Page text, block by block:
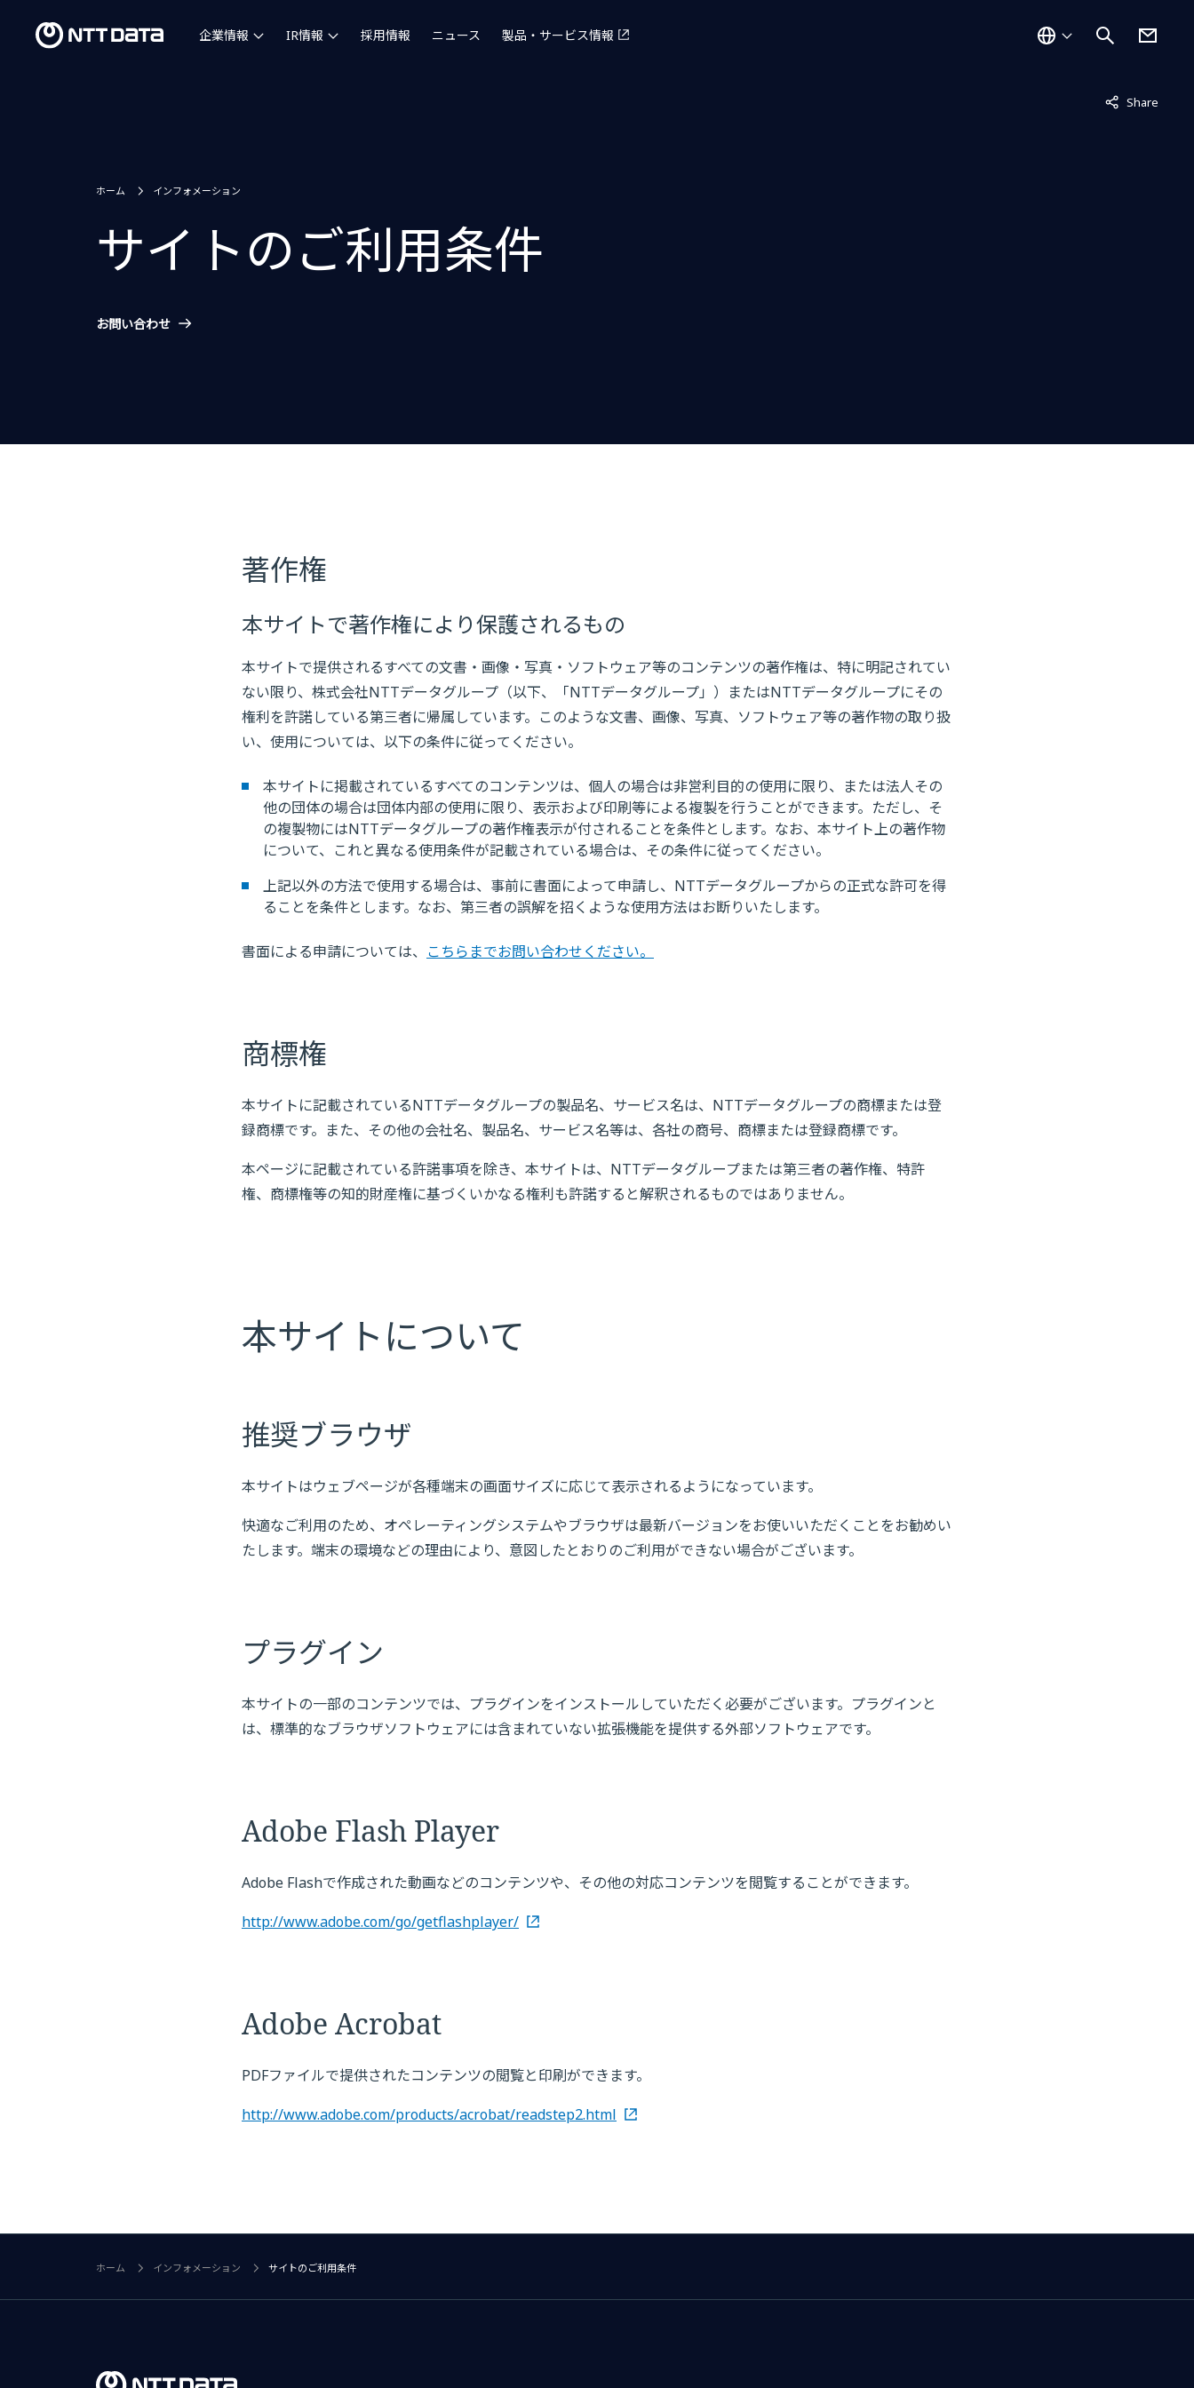
企業情報 IR情報 採用情報 ニュース 製品・サービス情報
Share
非表示中
ホーム インフォメーション
サイトのご利用条件
お問い合わせ
著作権
本サイトで著作権により保護されるもの
本サイトで提供されるすべての文書・画像・写真・ソフトウェア等のコンテンツの著作権は、特に明記されてい
ない限り、株式会社NTTデータグループ（以下、「NTTデータグループ」）またはNTTデータグループにその
権利を許諾している第三者に帰属しています。このような文書、画像、写真、ソフトウェア等の著作物の取り扱
い、使用については、以下の条件に従ってください。
本サイトに掲載されているすべてのコンテンツは、個人の場合は非営利目的の使用に限り、または法人その
他の団体の場合は団体内部の使用に限り、表示および印刷等による複製を行うことができます。ただし、そ
の複製物にはNTTデータグループの著作権表示が付されることを条件とします。なお、本サイト上の著作物
について、これと異なる使用条件が記載されている場合は、その条件に従ってください。
上記以外の方法で使用する場合は、事前に書面によって申請し、NTTデータグループからの正式な許可を得
ることを条件とします。なお、第三者の誤解を招くような使用方法はお断りいたします。
書面による申請については、 こちらまでお問い合わせください。
商標権
本サイトに記載されているNTTデータグループの製品名、サービス名は、NTTデータグループの商標または登
録商標です。また、その他の会社名、製品名、サービス名等は、各社の商号、商標または登録商標です。
本ページに記載されている許諾事項を除き、本サイトは、NTTデータグループまたは第三者の著作権、特許
権、商標権等の知的財産権に基づくいかなる権利も許諾すると解釈されるものではありません。
本サイトについて
推奨ブラウザ
本サイトはウェブページが各種端末の画面サイズに応じて表示されるようになっています。
快適なご利用のため、オペレーティングシステムやブラウザは最新バージョンをお使いいただくことをお勧めい
たします。端末の環境などの理由により、意図したとおりのご利用ができない場合がございます。
プラグイン
本サイトの一部のコンテンツでは、プラグインをインストールしていただく必要がございます。プラグインと
は、標準的なブラウザソフトウェアには含まれていない拡張機能を提供する外部ソフトウェアです。
Adobe Flash Player
Adobe Flashで作成された動画などのコンテンツや、その他の対応コンテンツを閲覧することができます。
http://www.adobe.com/go/getflashplayer/
Adobe Acrobat
PDFファイルで提供されたコンテンツの閲覧と印刷ができます。
http://www.adobe.com/products/acrobat/readstep2.html
ホーム インフォメーション サイトのご利用条件